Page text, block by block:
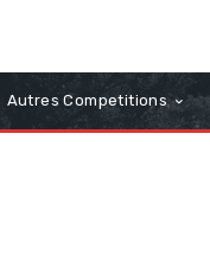
Autres Competitions